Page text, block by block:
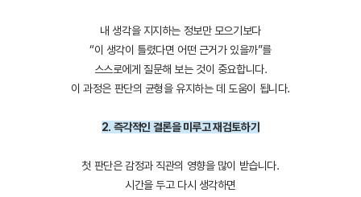
내 생각을 지지하는 정보만 모으기보다
“이 생각이 틀렸다면 어떤 근거가 있을까”를
스스로에게 질문해 보는 것이 중요합니다.
이 과정은 판단의 균형을 유지하는 데 도움이 됩니다.
2. 즉각적인 결론을 미루고 재검토하기
첫 판단은 감정과 직관의 영향을 많이 받습니다.
시간을 두고 다시 생각하면